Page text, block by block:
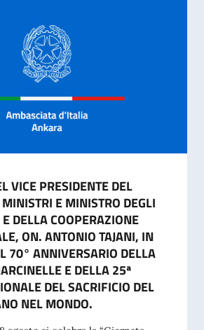
VICE PRESIDENTE DEL
E MINISTRO DEGLI
DELLA COOPERAZIONE
ON. ANTONIO TAJANI, IN
70° ANNIVERSARIO DELLA
E DELLA 25ª
DEL SACRIFICIO DEL
NEL MONDO.